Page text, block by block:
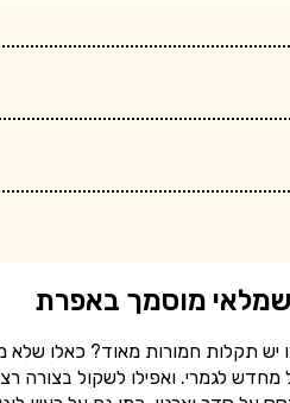
מוסמך באפרת
יש תקלות חמורות מאוד? כאלו שלא
לגמרי. ואפילו לשקול בצורה